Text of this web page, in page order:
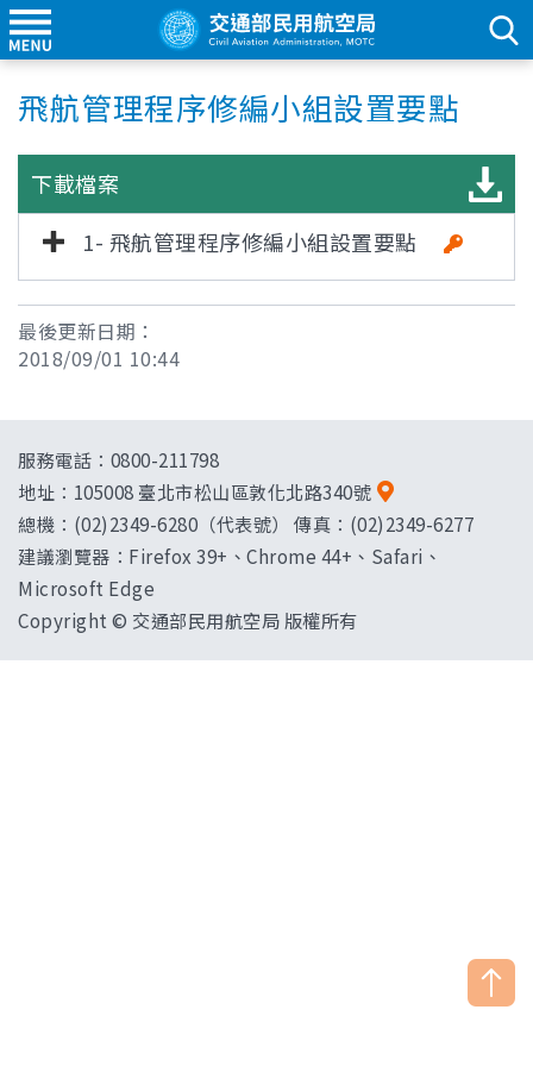
飛航管理程序修編小組設置要點
下載檔案
1- 飛航管理程序修編小組設置要點
最後更新日期：
2018/09/01 10:44
服務電話：0800-211798
地址： 105008 臺北市松山區敦化北路340號
總機：(02)2349-6280（代表號） 傳真：(02)2349-6277
建議瀏覽器：Firefox 39+、Chrome 44+、Safari、
Microsoft Edge
Copyright © 交通部民用航空局 版權所有